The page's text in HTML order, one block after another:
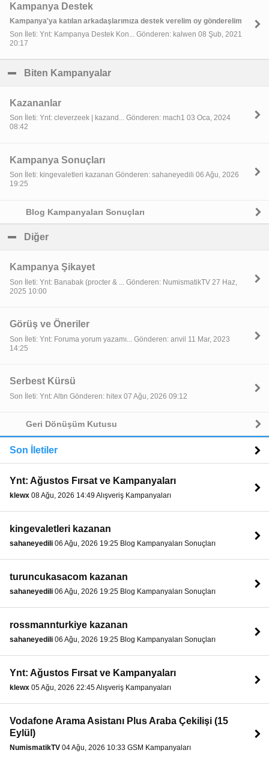
Kampanya Destek
Kampanya'ya katılan arkadaşlarımıza destek verelim oy gönderelim
Son İleti: Ynt: Kampanya Destek Kon... Gönderen: kalwen 08 Şub, 2021
20:17
Biten Kampanyalar
Kazananlar
Son İleti: Ynt: cleverzeek | kazand... Gönderen: mach1 03 Oca, 2024
08:42
Kampanya Sonuçları
Son İleti: kingevaletleri kazanan Gönderen: sahaneyedili 06 Ağu, 2026
19:25
Blog Kampanyaları Sonuçları
Diğer
Kampanya Şikayet
Son İleti: Ynt: Banabak (procter & ... Gönderen: NumismatikTV 27 Haz,
2025 10:00
Görüş ve Öneriler
Son İleti: Ynt: Foruma yorum yazamı... Gönderen: anvil 11 Mar, 2023
14:25
Serbest Kürsü
Son İleti: Ynt: Altın Gönderen: hitex 07 Ağu, 2026 09:12
Geri Dönüşüm Kutusu
Son İletiler
Ynt: Ağustos Fırsat ve Kampanyaları
klewx 08 Ağu, 2026 14:49 Alışveriş Kampanyaları
kingevaletleri kazanan
sahaneyedili 06 Ağu, 2026 19:25 Blog Kampanyaları Sonuçları
turuncukasacom kazanan
sahaneyedili 06 Ağu, 2026 19:25 Blog Kampanyaları Sonuçları
rossmannturkiye kazanan
sahaneyedili 06 Ağu, 2026 19:25 Blog Kampanyaları Sonuçları
Ynt: Ağustos Fırsat ve Kampanyaları
klewx 05 Ağu, 2026 22:45 Alışveriş Kampanyaları
Vodafone Arama Asistanı Plus Araba Çekilişi (15
Eylül)
NumismatikTV 04 Ağu, 2026 10:33 GSM Kampanyaları